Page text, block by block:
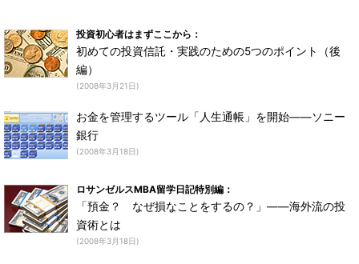
投資初心者はまずここから：
初めての投資信託・実践のための5つのポイント（後
編）
(2008年3月21日)
お金を管理するツール「人生通帳」を開始――ソニー
銀行
(2008年3月18日)
ロサンゼルスMBA留学日記特別編：
「預金？ なぜ損なことをするの？」――海外流の投
資術とは
(2008年3月18日)